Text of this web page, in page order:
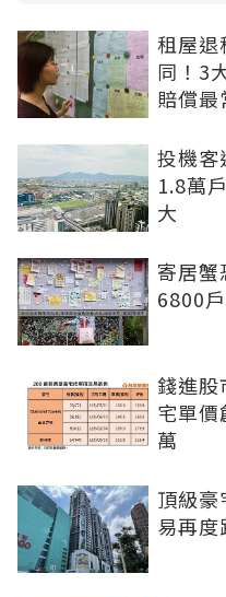
租屋退
同！3
賠償最
投機客
1.8萬
大
寄居蟹
6800
錢進
宅單
萬
頂級
易再